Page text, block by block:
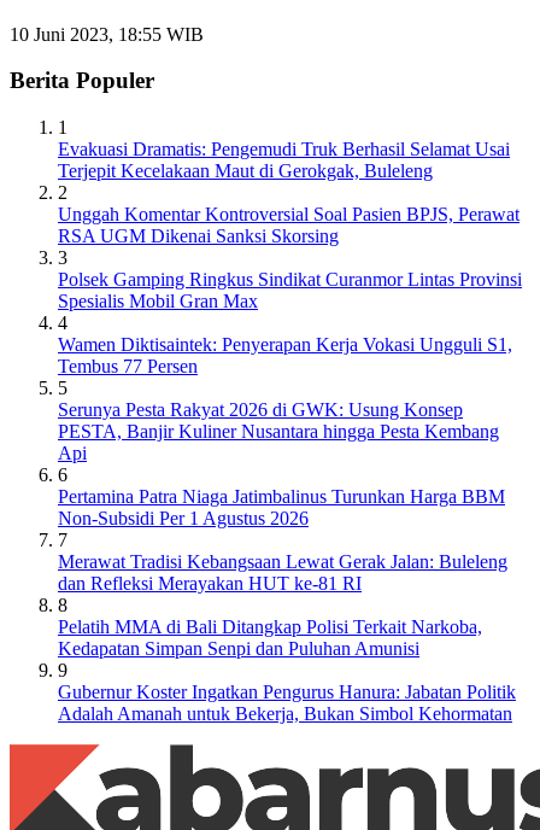
10 Juni 2023, 18:55 WIB
Berita Populer
1
Evakuasi Dramatis: Pengemudi Truk Berhasil Selamat Usai
Terjepit Kecelakaan Maut di Gerokgak, Buleleng
2
Unggah Komentar Kontroversial Soal Pasien BPJS, Perawat
RSA UGM Dikenai Sanksi Skorsing
3
Polsek Gamping Ringkus Sindikat Curanmor Lintas Provinsi
Spesialis Mobil Gran Max
4
Wamen Diktisaintek: Penyerapan Kerja Vokasi Ungguli S1,
Tembus 77 Persen
5
Serunya Pesta Rakyat 2026 di GWK: Usung Konsep
PESTA, Banjir Kuliner Nusantara hingga Pesta Kembang
Api
6
Pertamina Patra Niaga Jatimbalinus Turunkan Harga BBM
Non-Subsidi Per 1 Agustus 2026
7
Merawat Tradisi Kebangsaan Lewat Gerak Jalan: Buleleng
dan Refleksi Merayakan HUT ke-81 RI
8
Pelatih MMA di Bali Ditangkap Polisi Terkait Narkoba,
Kedapatan Simpan Senpi dan Puluhan Amunisi
9
Gubernur Koster Ingatkan Pengurus Hanura: Jabatan Politik
Adalah Amanah untuk Bekerja, Bukan Simbol Kehormatan